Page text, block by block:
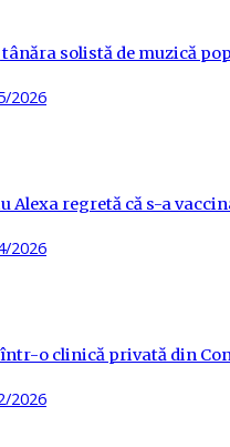
solistă de muzică
2026
Alexa regretă că s-a
2026
o clinică privată din
2026